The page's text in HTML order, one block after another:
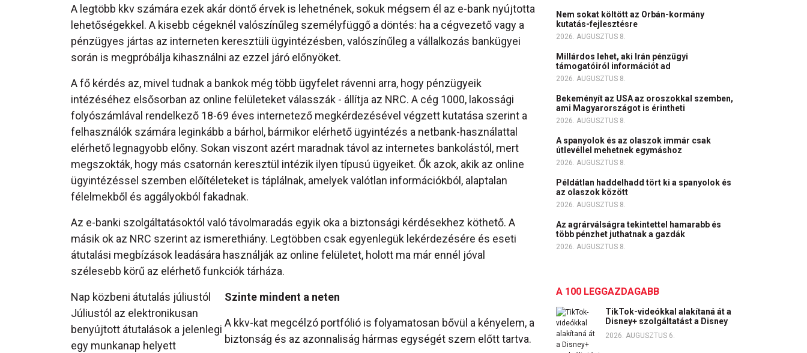
A legtöbb kkv számára ezek akár döntő érvek is lehetnének, sokuk mégsem él az e-bank nyújtotta
lehetőségekkel. A kisebb cégeknél valószínűleg személyfüggő a döntés: ha a cégvezető vagy a
pénzügyes jártas az interneten keresztüli ügyintézésben, valószínűleg a vállalkozás bankügyei
során is megpróbálja kihasználni az ezzel járó előnyöket.
A fő kérdés az, mivel tudnak a bankok még több ügyfelet rávenni arra, hogy pénzügyeik
intézéséhez elsősorban az online felületeket válasszák - állítja az NRC. A cég 1000, lakossági
folyószámlával rendelkező 18-69 éves internetező megkérdezésével végzett kutatása szerint a
felhasználók számára leginkább a bárhol, bármikor elérhető ügyintézés a netbank-használattal
elérhető legnagyobb előny. Sokan viszont azért maradnak távol az internetes bankolástól, mert
megszokták, hogy más csatornán keresztül intézik ilyen típusú ügyeiket. Ők azok, akik az online
ügyintézéssel szemben előítéleteket is táplálnak, amelyek valótlan információkból, alaptalan
félelmekből és aggályokból fakadnak.
Az e-banki szolgáltatásoktól való távolmaradás egyik oka a biztonsági kérdésekhez köthető. A
másik ok az NRC szerint az ismerethiány. Legtöbben csak egyenlegük lekérdezésére és eseti
átutalási megbízások leadására használják az online felületet, holott ma már ennél jóval
szélesebb körű az elérhető funkciók tárháza.
Nap közbeni átutalás júliustól
Júliustól az elektronikusan
benyújtott átutalások a jelenlegi
egy munkanap helyett
Szinte mindent a neten
A kkv-kat megcélzó portfólió is folyamatosan bővül a kényelem, a
biztonság és az azonnaliság hármas egységét szem előtt tartva.
Nem sokat költött az Orbán-kormány
kutatás-fejlesztésre
2026. AUGUSZTUS 8.
Millárdos lehet, aki Irán pénzügyi
támogatóiról információt ad
2026. AUGUSZTUS 8.
Bekeményít az USA az oroszokkal szemben,
ami Magyarországot is érintheti
2026. AUGUSZTUS 8.
A spanyolok és az olaszok immár csak
útlevéllel mehetnek egymáshoz
2026. AUGUSZTUS 8.
Példátlan haddelhadd tört ki a spanyolok és
az olaszok között
2026. AUGUSZTUS 8.
Az agrárválságra tekintettel hamarabb és
több pénzhet juthatnak a gazdák
2026. AUGUSZTUS 8.
A 100 LEGGAZDAGABB
TikTok-videókkal alakítaná át a
Disney+ szolgáltatást a Disney
2026. AUGUSZTUS 6.